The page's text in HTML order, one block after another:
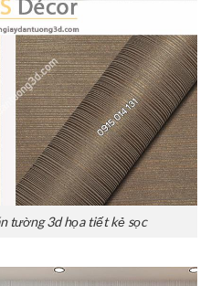
tường 3d họa tiết kẻ sọc